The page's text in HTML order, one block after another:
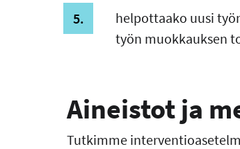
helpottaako uusi
työn muokkauksen
Aineistot ja
Tutkimme